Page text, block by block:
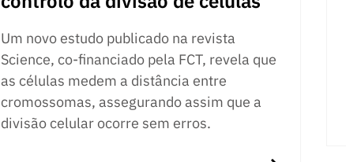
Um novo estudo publicado na revista
Science, co-financiado pela FCT, revela que
as células medem a distância entre
cromossomas, assegurando assim que a
divisão celular ocorre sem erros.